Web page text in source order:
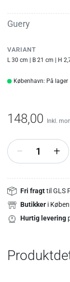
Guery
VARIANT
L 30 cm | B 21 cm | H
København: På lager
148,00 Inkl.
+
Fri fragttil GLS
Butikker i
Hurtig levering